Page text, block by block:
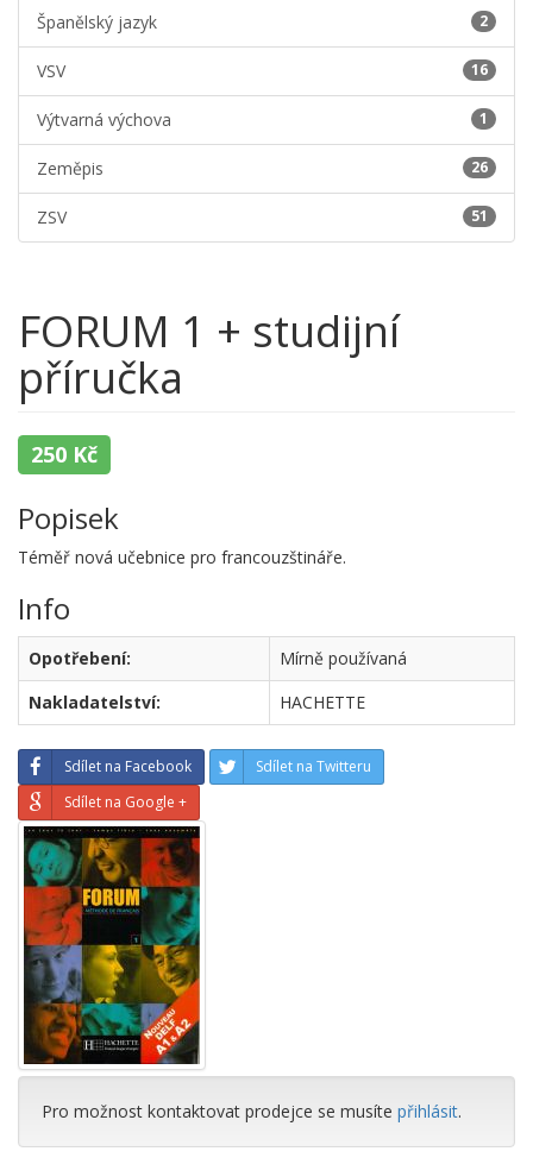
Španělský jazyk 2
VSV 16
Výtvarná výchova 1
Zeměpis 26
ZSV 51
FORUM 1 + studijní
příručka
250 Kč
Popisek
Téměř nová učebnice pro francouzštináře.
Info
Opotřebení:
Mírně používaná
Nakladatelství:
HACHETTE
Sdílet na Facebook
Sdílet na Twitteru
Sdílet na Google +
Pro možnost kontaktovat prodejce se musíte přihlásit.